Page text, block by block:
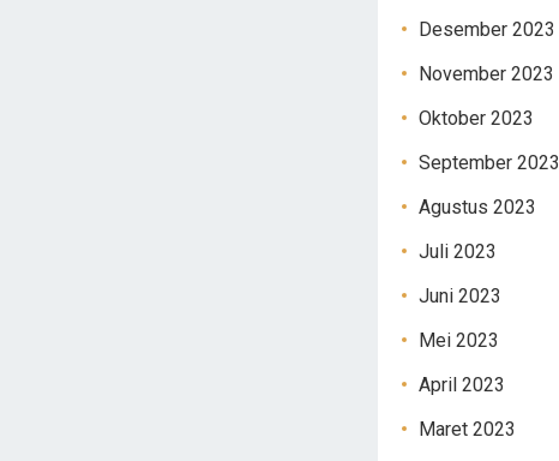
Desember 2023
November 2023
Oktober 2023
September 2023
Agustus 2023
Juli 2023
Juni 2023
Mei 2023
April 2023
Maret 2023